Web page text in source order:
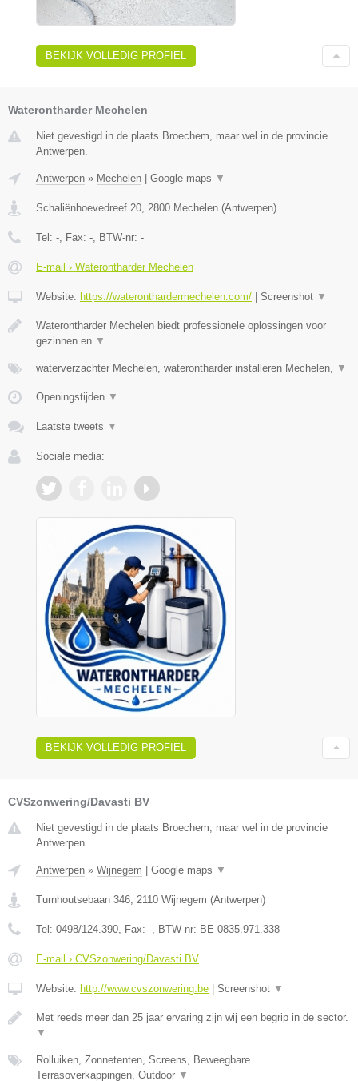
BEKIJK VOLLEDIG PROFIEL
Waterontharder Mechelen
Niet gevestigd in de plaats Broechem, maar wel in de provincie
Antwerpen.
Antwerpen » Mechelen Google maps ▼
Schaliënhoevedreef 20, 2800 Mechelen (Antwerpen)
Tel: -, Fax: -, BTW-nr: -
E-mail › Waterontharder Mechelen
Website: https://wateronthardermechelen.com/ Screenshot ▼
Waterontharder Mechelen biedt professionele oplossingen voor
gezinnen en ▼
waterverzachter Mechelen, waterontharder installeren Mechelen, ▼
Openingstijden ▼
Laatste tweets ▼
Sociale media:
BEKIJK VOLLEDIG PROFIEL
CVSzonwering/Davasti BV
Niet gevestigd in de plaats Broechem, maar wel in de provincie
Antwerpen.
Antwerpen » Wijnegem Google maps ▼
Turnhoutsebaan 346, 2110 Wijnegem (Antwerpen)
Tel: 0498/124.390, Fax: -, BTW-nr: BE 0835.971.338
E-mail › CVSzonwering/Davasti BV
Website: http://www.cvszonwering.be Screenshot ▼
Met reeds meer dan 25 jaar ervaring zijn wij een begrip in de sector.
▼
Rolluiken, Zonnetenten, Screens, Beweegbare
Terrasoverkappingen, Outdoor ▼